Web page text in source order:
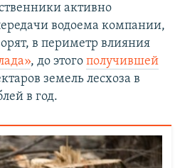
активно
водоема компании,
в периметр влияния
, до этого получившей
земель лесхоза в
в год.